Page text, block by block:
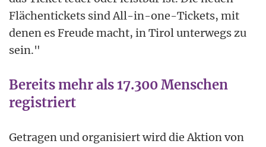
Flächentickets sind All-in-one-Tickets, mit
denen es Freude macht, in Tirol unterwegs zu
sein."
Bereits mehr als 17.300 Menschen
registriert
Getragen und organisiert wird die Aktion von